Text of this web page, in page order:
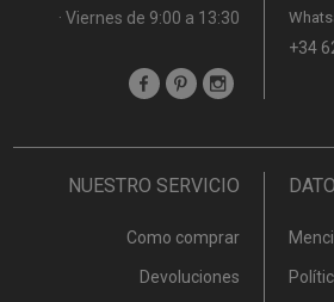
· Viernes de 9:00 a 13:30
+34
NUESTRO SERVICIO
Como comprar
Devoluciones